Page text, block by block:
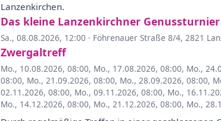
Lanzenkirchen.
Das kleine Lanzenkirchner Genussturnier
Sa., 08.08.2026, 12:00 · Föhrenauer Straße 8/4, 2821
Zwergaltreff
Mo., 10.08.2026, 08:00, Mo., 17.08.2026, 08:00, Mo.,
08:00, Mo., 21.09.2026, 08:00, Mo., 28.09.2026, 08:00,
02.11.2026, 08:00, Mo., 09.11.2026, 08:00, Mo.,
Mo., 14.12.2026, 08:00, Mo., 21.12.2026, 08:00, Mo.,